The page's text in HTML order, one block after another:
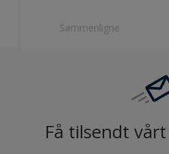
Få tilsendt